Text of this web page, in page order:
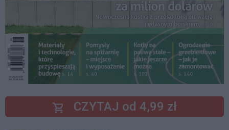
CZYTAJ od 4,99 zł